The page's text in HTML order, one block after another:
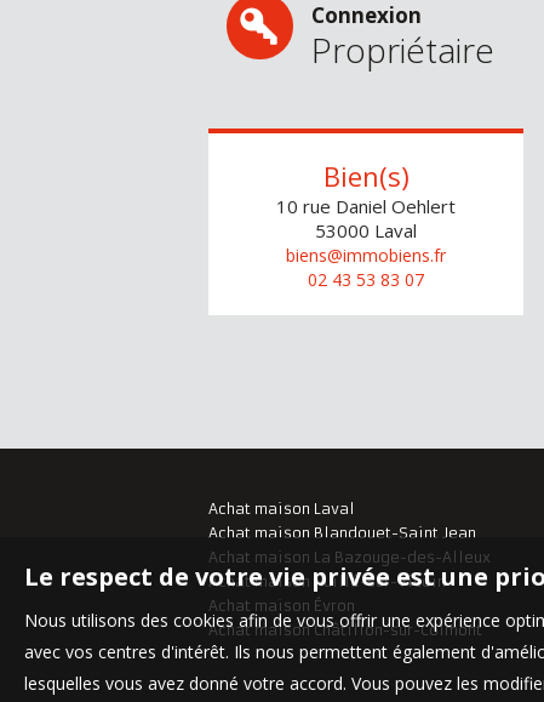
Connexion
Propriétaire
Bien(s)
10 rue Daniel Oehlert
53000 Laval
biens@immobiens.fr
02 43 53 83 07
Achat maison Laval
Achat maison Blandouet-Saint Jean
Achat maison La Bazouge-des-Alleux
Achat maison Nuillé-sur-Vicoin
Achat maison Évron
Achat maison Châtillon-sur-Colmont
Le respect de votre vie privée est une
Nous utilisons des cookies afin de vous offrir une expérience
avec vos centres d'intérêt. Ils nous permettent également
lesquelles vous avez donné votre accord. Vous pouvez les